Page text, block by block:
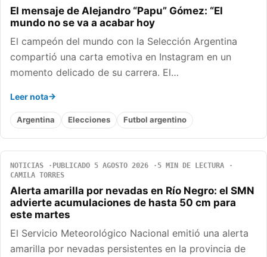
El mensaje de Alejandro “Papu” Gómez: “El
mundo no se va a acabar hoy
El campeón del mundo con la Selección Argentina
compartió una carta emotiva en Instagram en un
momento delicado de su carrera. El…
Leer nota
Argentina Elecciones Futbol argentino
NOTICIAS PUBLICADO 5 AGOSTO 2026
5 MIN DE LECTURA
CAMILA TORRES
Alerta amarilla por nevadas en Río Negro: el SMN
advierte acumulaciones de hasta 50 cm para
este martes
El Servicio Meteorológico Nacional emitió una alerta
amarilla por nevadas persistentes en la provincia de